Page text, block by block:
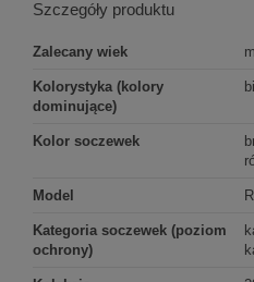
Szczegóły produktu
Zalecany wiek
Kolorystyka (kolory
dominujące)
Kolor soczewek
Model
Kategoria soczewek (poziom
ochrony)